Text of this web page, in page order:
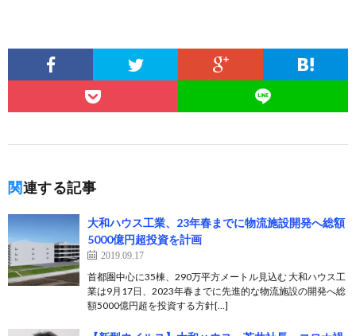
関連する記事
大和ハウス工業、23年春までに物流施設開発へ総額
5000億円超投資を計画
2019.09.17
首都圏中心に35棟、290万平方メートル見込む 大和ハウス工
業は9月17日、2023年春までに先進的な物流施設の開発へ総
額5000億円超を投資する方針[…]